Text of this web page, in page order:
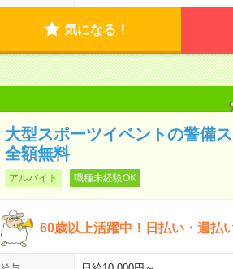
気になる！
大型スポーツイベントの警備
全額無料
アルバイト 職種未経験OK
60歳以上活躍中！日払い・週払